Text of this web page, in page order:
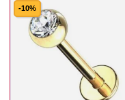
-10%